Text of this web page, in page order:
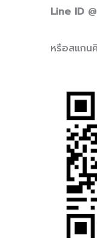
Line ID
หรือสแกน